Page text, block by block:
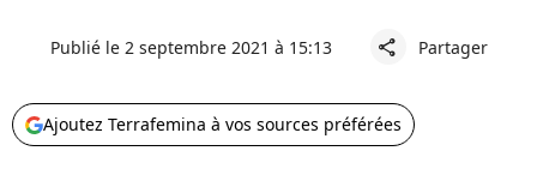
Publié le 2 septembre 2021 à 15:13 share Partager
Ajoutez Terrafemina à vos sources préférées